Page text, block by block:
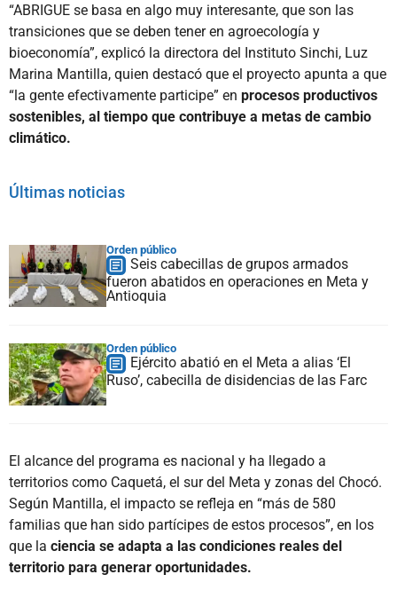
“ABRIGUE se basa en algo muy interesante, que son las
transiciones que se deben tener en agroecología y
bioeconomía”, explicó la directora del Instituto Sinchi, Luz
Marina Mantilla, quien destacó que el proyecto apunta a que
“la gente efectivamente participe” en procesos productivos
sostenibles, al tiempo que contribuye a metas de cambio
climático.
Últimas noticias
Orden público
Seis cabecillas de grupos armados
fueron abatidos en operaciones en Meta y
Antioquia
Orden público
Ejército abatió en el Meta a alias ‘El
Ruso’, cabecilla de disidencias de las Farc
El alcance del programa es nacional y ha llegado a
territorios como Caquetá, el sur del Meta y zonas del Chocó.
Según Mantilla, el impacto se refleja en “más de 580
familias que han sido partícipes de estos procesos”, en los
que la ciencia se adapta a las condiciones reales del
territorio para generar oportunidades.